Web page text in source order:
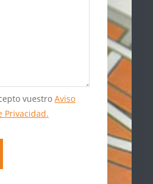
vuestroAviso
Privacidad.